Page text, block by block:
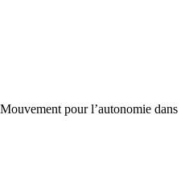
pour l’autonomie dans